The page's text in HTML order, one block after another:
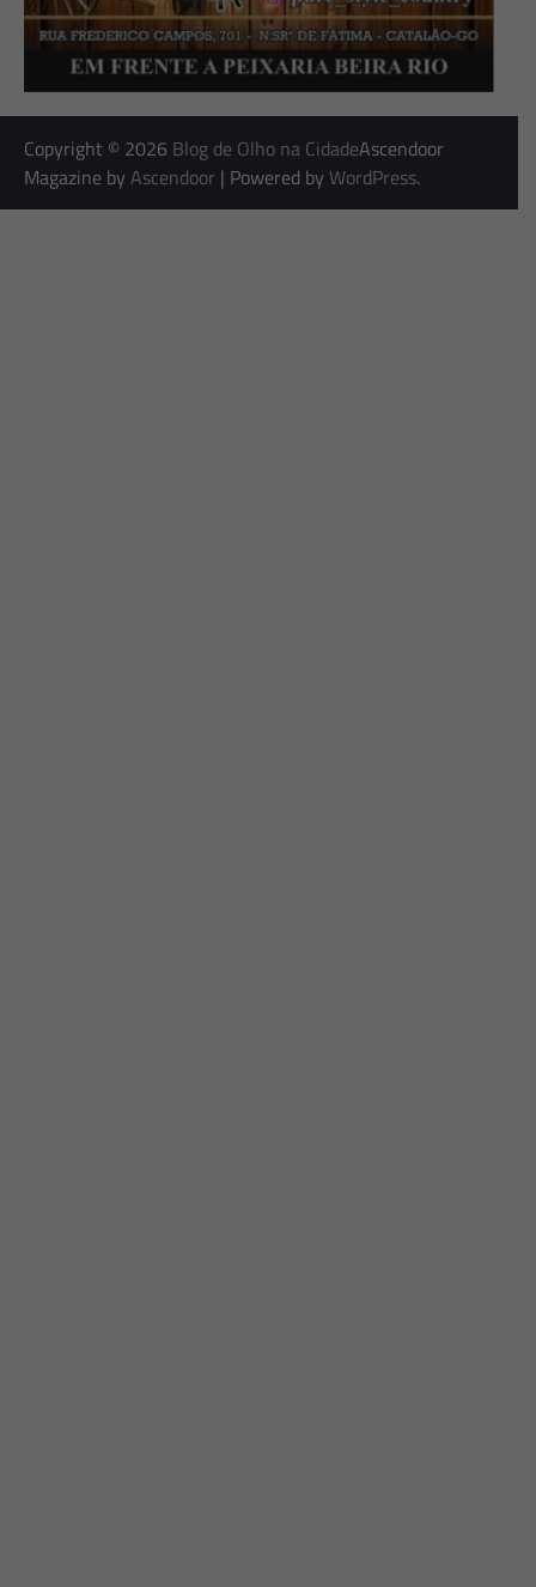
Copyright © 2026 Blog de Olho na CidadeAscendoor
Magazine by Ascendoor | Powered by WordPress.